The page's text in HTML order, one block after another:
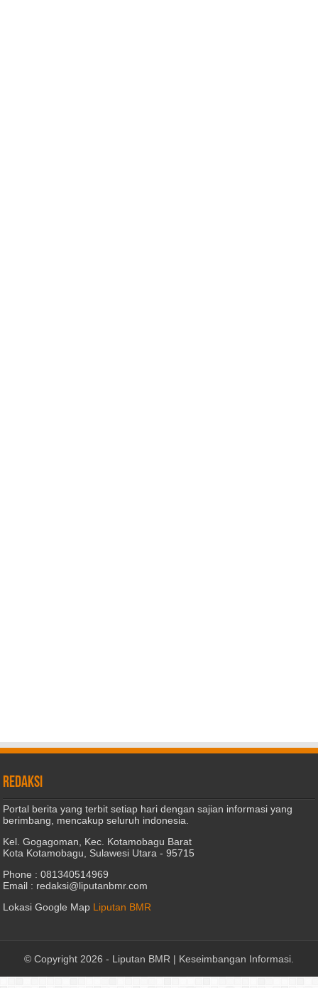
REDAKSI
Portal berita yang terbit setiap hari dengan sajian informasi yang
berimbang, mencakup seluruh indonesia.
Kel. Gogagoman, Kec. Kotamobagu Barat
Kota Kotamobagu, Sulawesi Utara - 95715
Phone : 081340514969
Email : redaksi@liputanbmr.com
Lokasi Google Map Liputan BMR
© Copyright 2026 - Liputan BMR | Keseimbangan Informasi